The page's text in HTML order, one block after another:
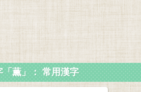
「薫」： 常用漢字